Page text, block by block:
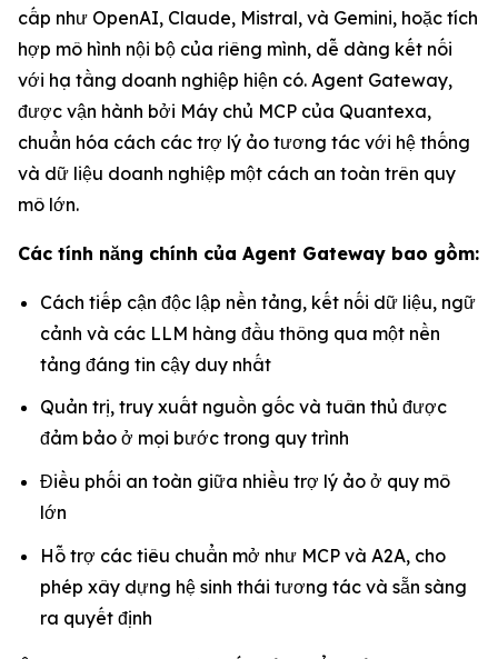
cấp như OpenAI, Claude, Mistral, và Gemini, hoặc tích
hợp mô hình nội bộ của riêng mình, dễ dàng kết nối
với hạ tầng doanh nghiệp hiện có. Agent Gateway,
được vận hành bởi Máy chủ MCP của Quantexa,
chuẩn hóa cách các trợ lý ảo tương tác với hệ thống
và dữ liệu doanh nghiệp một cách an toàn trên quy
mô lớn.
Các tính năng chính của Agent Gateway bao gồm:
Cách tiếp cận độc lập nền tảng, kết nối dữ liệu, ngữ
cảnh và các LLM hàng đầu thông qua một nền
tảng đáng tin cậy duy nhất
Quản trị, truy xuất nguồn gốc và tuân thủ được
đảm bảo ở mọi bước trong quy trình
Điều phối an toàn giữa nhiều trợ lý ảo ở quy mô
lớn
Hỗ trợ các tiêu chuẩn mở như MCP và A2A, cho
phép xây dựng hệ sinh thái tương tác và sẵn sàng
ra quyết định